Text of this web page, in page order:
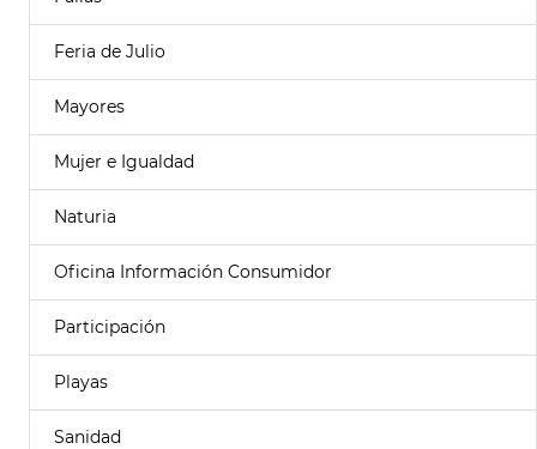
Feria de Julio
Mayores
Mujer e Igualdad
Naturia
Oficina Información Consumidor
Participación
Playas
Sanidad